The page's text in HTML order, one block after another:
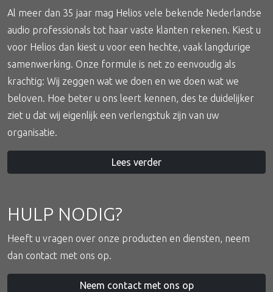
Al meer dan 35 jaar mag Helios vele bekende Nederlandse
audio professionals tot haar vaste klanten rekenen. Kiest u
voor Helios dan kiest u voor een hechte, vaak langdurige
samenwerking. Onze formule is net zo eenvoudig als
krachtig: Wij zeggen wat we doen en we doen wat we
beloven. Hoe beter u ons leert kennen, des te duidelijker
ziet u dat wij eigenlijk een verlengstuk zijn van uw
organisatie.
Lees verder
HULP NODIG?
Heeft u vragen over onze producten en diensten, neem
dan contact met ons op.
Neem contact met ons op